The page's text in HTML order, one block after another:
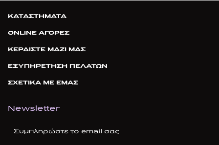
ΚΑΤΑΣΤΗΜΑΤΑ
ONLINE ΑΓΟΡΕΣ
ΚΕΡΔΙΣΤΕ ΜΑΖΙ ΜΑΣ
ΕΞΥΠΗΡΕΤΗΣΗ ΠΕΛΑΤΩΝ
ΣΧΕΤΙΚΑ ΜΕ ΕΜΑΣ
Newsletter